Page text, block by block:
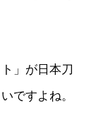
」が日本刀
ですよね。